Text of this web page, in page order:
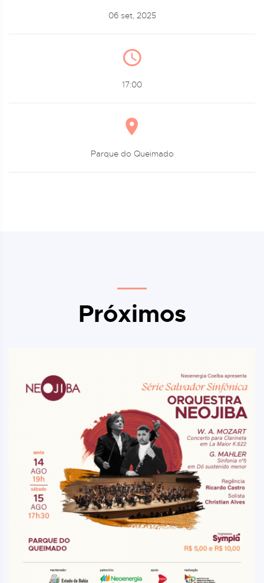
06 set, 2025
17:00
Parque do Queimado
Próximos